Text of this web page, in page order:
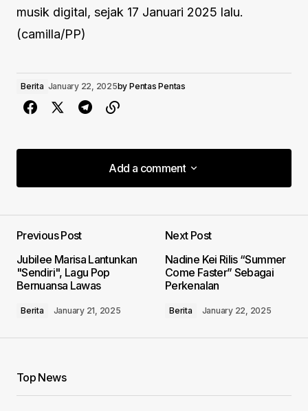
musik digital, sejak 17 Januari 2025 lalu.
(camilla/PP)
Berita January 22, 2025by Pentas Pentas
Add a comment
Add a comment
Required fields are marked*
Your Name
Previous Post
Jubilee Marisa Lantunkan
"Sendiri", Lagu Pop
Bernuansa Lawas
Berita January 21, 2025
Next Post
Nadine Kei Rilis “Summer
Come Faster” Sebagai
Perkenalan
Berita January 22, 2025
Top News